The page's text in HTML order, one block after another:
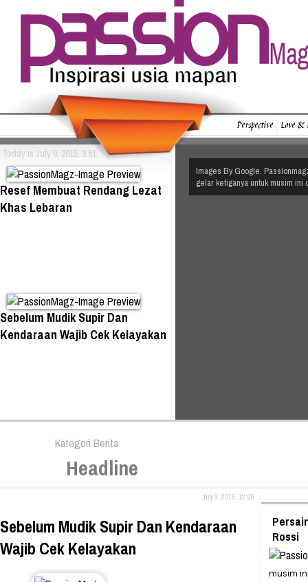
Perspective Love
Today is July 9, 2015, 9:51
Resef Membuat Rendang Lezat
Khas Lebaran
Sebelum Mudik Supir Dan
Kendaraan Wajib Cek Kelayakan
Images By Google.
gelar ketiganya untuk musim
Kategori Berita
Headline
July 9, 2015, 12:00
Sebelum Mudik Supir Dan Kendaraan
Wajib Cek Kelayakan
Rossi
musim